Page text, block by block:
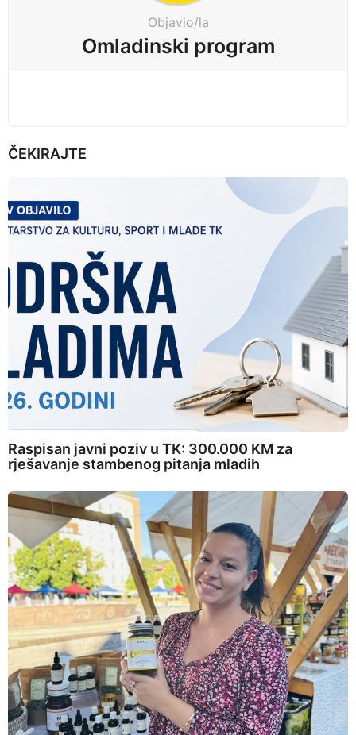
Objavio/la
Omladinski program
ČEKIRAJTE
Raspisan javni poziv u TK: 300.000 KM za
rješavanje stambenog pitanja mladih